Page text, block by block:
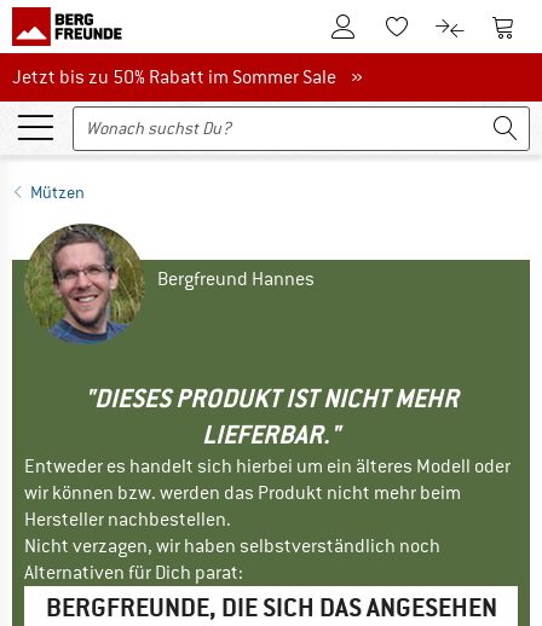
Zum KundenkontoZum Merkzettel.
Zum Zum
Jetzt bis zu 50% Rabatt im Sommer Sale
Jetzt bis zu 50% Rabatt im Sommer Sale »
Mützen
Bergfreund Hannes
"DIESES PRODUKT IST NICHT MEHR
LIEFERBAR."
Entweder es handelt sich hierbei um ein älteres Modell oder
wir können bzw. werden das Produkt nicht mehr beim
Hersteller nachbestellen.
Nicht verzagen, wir haben selbstverständlich noch
Alternativen für Dich parat:
BERGFREUNDE, DIE SICH DAS ANGESEHEN